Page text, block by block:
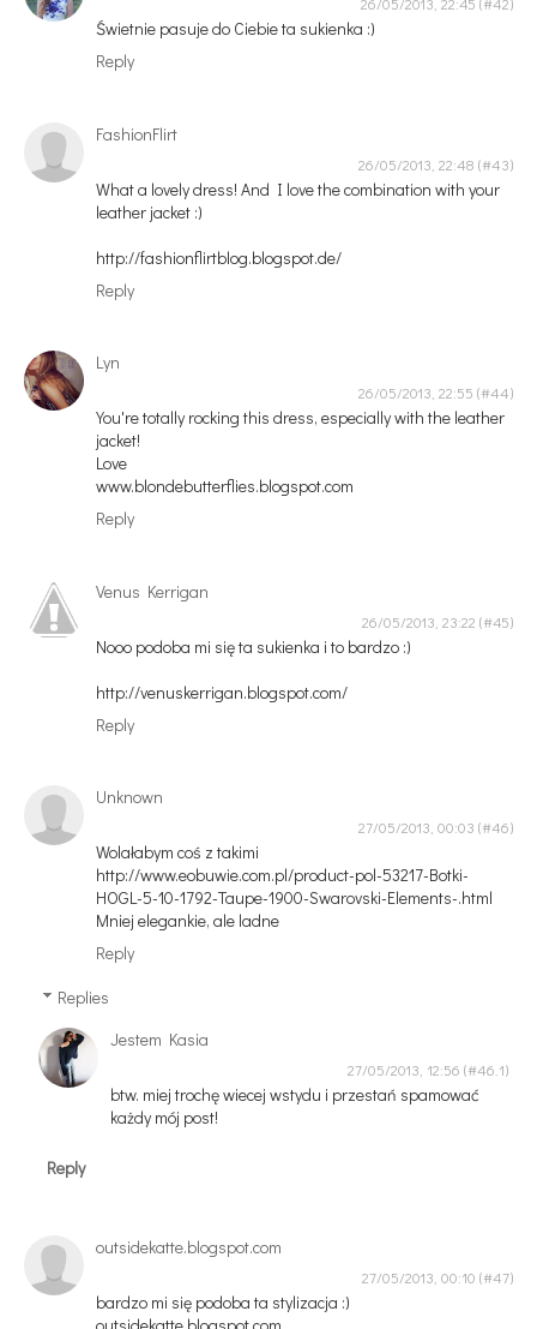
26/05/2013, 22:45
Świetnie pasuje do Ciebie ta sukienka :)
Reply
FashionFlirt
26/05/2013, 22:48
What a lovely dress! And I love the combination with your
leather jacket :)
http://fashionflirtblog.blogspot.de/
Reply
Lyn
26/05/2013, 22:55
You're totally rocking this dress, especially with the leather
jacket!
Love
www.blondebutterflies.blogspot.com
Reply
Venus Kerrigan
26/05/2013, 23:22
Nooo podoba mi się ta sukienka i to bardzo :)
http://venuskerrigan.blogspot.com/
Reply
Unknown
27/05/2013, 00:03
Wolałabym coś z takimi
http://www.eobuwie.com.pl/product-pol-53217-Botki-
HOGL-5-10-1792-Taupe-1900-Swarovski-Elements-.html
Mniej elegankie, ale ladne
Reply
Replies
Jestem Kasia
27/05/2013, 12:56
btw. miej trochę wiecej wstydu i przestań spamować
każdy mój post!
Reply
outsidekatte.blogspot.com
27/05/2013, 00:10
bardzo mi się podoba ta stylizacja :)